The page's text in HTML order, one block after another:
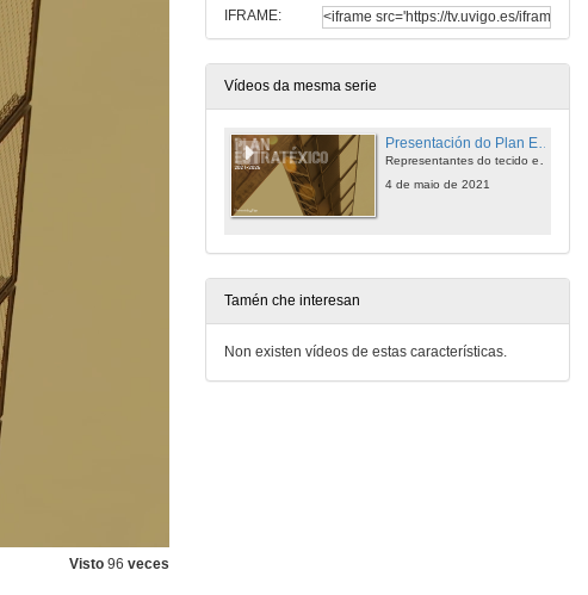
Visto 96 veces
IFRAME:
Vídeos da mesma serie
Presentación do Plan Estratéxico da Universidade de Vigo 2021-2026
Representantes do tecido empresarial participaron, xunto coa comunidade universitaria, no seu deseño
4 de maio de 2021
Tamén che interesan
Non existen vídeos de estas características.